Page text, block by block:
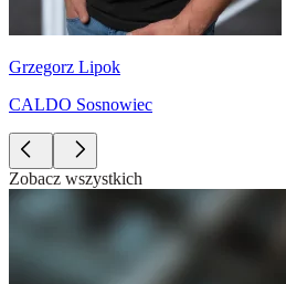
Grzegorz Lipok
CALDO Sosnowiec
Zobacz wszystkich